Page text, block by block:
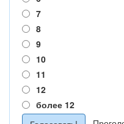
7
8
9
10
11
12
более 12